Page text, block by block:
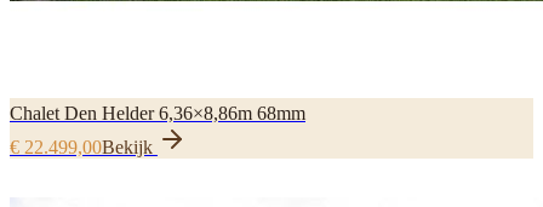
Chalet Den Helder 6,36×8,86m 68mm
€ 22.499,00Bekijk